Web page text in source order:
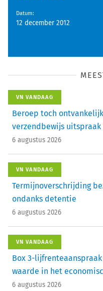
Datum:
12 december 2012
VN VANDAAG
Beroep toch
verzendbewijs uitspraak
6 augustus 2026
VN VANDAAG
Termijnoverschrijding
ondanks detentie
6 augustus 2026
VN VANDAAG
Box 3-
waarde in het
6 augustus 2026